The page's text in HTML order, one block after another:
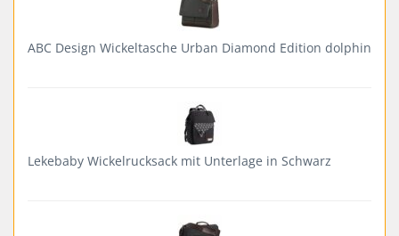
ABC Design Wickeltasche Urban Diamond Edition dolphin
Lekebaby Wickelrucksack mit Unterlage in Schwarz